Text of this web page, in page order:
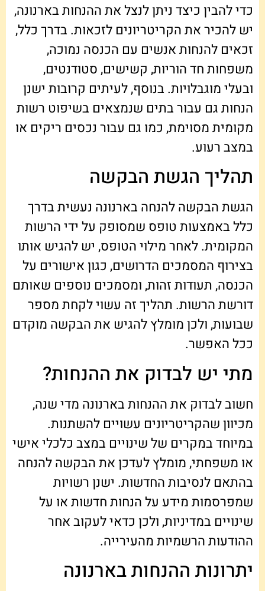
כדי להבין כיצד ניתן לנצל את ההנחות בארנונה,
יש להכיר את הקריטריונים לזכאות. בדרך כלל,
זכאים להנחות אנשים עם הכנסה נמוכה,
משפחות חד הוריות, קשישים, סטודנטים,
ובעלי מוגבלויות. בנוסף, לעיתים קרובות ישנן
הנחות גם עבור בתים שנמצאים בשיפוט רשות
מקומית מסוימת, כמו גם עבור נכסים ריקים או
במצב רעוע.
תהליך הגשת הבקשה
הגשת הבקשה להנחה בארנונה נעשית בדרך
כלל באמצעות טופס שמסופק על ידי הרשות
המקומית. לאחר מילוי הטופס, יש להגיש אותו
בצירוף המסמכים הדרושים, כגון אישורים על
הכנסה, תעודות זהות, ומסמכים נוספים שאותם
דורשת הרשות. תהליך זה עשוי לקחת מספר
שבועות, ולכן מומלץ להגיש את הבקשה מוקדם
ככל האפשר.
מתי יש לבדוק את ההנחות?
חשוב לבדוק את ההנחות בארנונה מדי שנה,
מכיוון שהקריטריונים עשויים להשתנות.
במיוחד במקרים של שינויים במצב כלכלי אישי
או משפחתי, מומלץ לעדכן את הבקשה להנחה
בהתאם לנסיבות החדשות. ישנן רשויות
שמפרסמות מידע על הנחות חדשות או על
שינויים במדיניות, ולכן כדאי לעקוב אחר
ההודעות הרשמיות מהעירייה.
יתרונות ההנחות בארנונה